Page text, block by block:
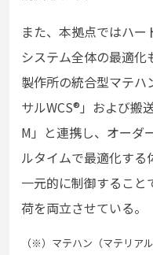
また、本拠点ではハー
システム全体の最適
製作所の統合型マテハ
サルWCS®」および搬
M」と連携し、オーダ
ルタイムで最適化する
一元的に制御すること
荷を両立させている。
（※）マテハン（マテリア